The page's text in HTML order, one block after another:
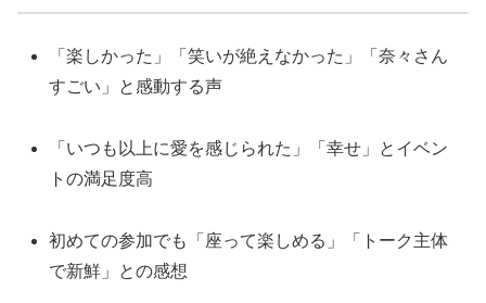
「楽しかった」「笑いが絶えなかった」「奈々さん
すごい」と感動する声
「いつも以上に愛を感じられた」「幸せ」とイベン
トの満足度高
初めての参加でも「座って楽しめる」「トーク主体
で新鮮」との感想